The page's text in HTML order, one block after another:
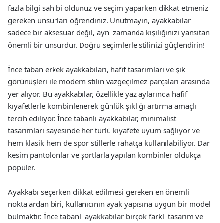
fazla bilgi sahibi oldunuz ve seçim yaparken dikkat etmeniz
gereken unsurları öğrendiniz. Unutmayın, ayakkabılar
sadece bir aksesuar değil, aynı zamanda kişiliğinizi yansıtan
önemli bir unsurdur. Doğru seçimlerle stilinizi güçlendirin!
İnce taban erkek ayakkabıları, hafif tasarımları ve şık
görünüşleri ile modern stilin vazgeçilmez parçaları arasında
yer alıyor. Bu ayakkabılar, özellikle yaz aylarında hafif
kıyafetlerle kombinlenerek günlük şıklığı artırma amaçlı
tercih ediliyor. İnce tabanlı ayakkabılar, minimalist
tasarımları sayesinde her türlü kıyafete uyum sağlıyor ve
hem klasik hem de spor stillerle rahatça kullanılabiliyor. Dar
kesim pantolonlar ve şortlarla yapılan kombinler oldukça
popüler.
Ayakkabı seçerken dikkat edilmesi gereken en önemli
noktalardan biri, kullanıcının ayak yapısına uygun bir model
bulmaktır. İnce tabanlı ayakkabılar birçok farklı tasarım ve